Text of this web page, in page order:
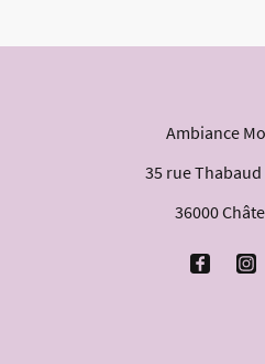
Ambiance
35 rue
36000